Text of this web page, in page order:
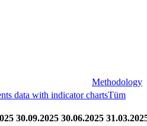
Methodology
data with indicator chartsTüm
30.09.2025 30.06.2025